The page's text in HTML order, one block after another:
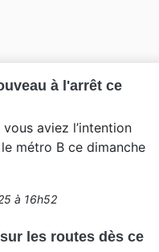
à l'arrêt ce
aviez l’intention
métro B ce dimanche
à 16h52
les routes dès ce